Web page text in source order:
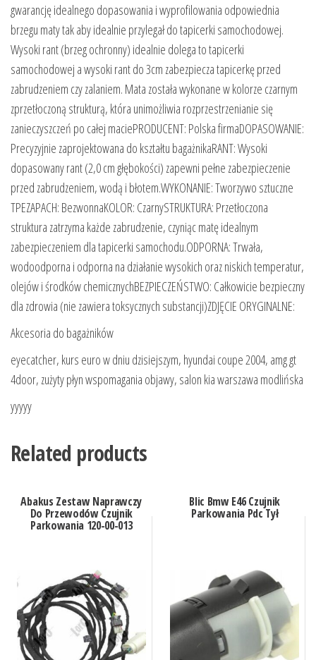
gwarancję idealnego dopasowania i wyprofilowania odpowiednia
brzegu maty tak aby idealnie przylegał do tapicerki samochodowej.
Wysoki rant (brzeg ochronny) idealnie dolega to tapicerki
samochodowej a wysoki rant do 3cm zabezpiecza tapicerkę przed
zabrudzeniem czy zalaniem. Mata została wykonane w kolorze czarnym
zprzetłoczoną strukturą, która unimożliwia rozprzestrzenianie się
zanieczyszczeń po całej maciePRODUCENT: Polska firmaDOPASOWANIE:
Precyzyjnie zaprojektowana do kształtu bagażnikaRANT: Wysoki
dopasowany rant (2,0 cm głębokości) zapewni pełne zabezpieczenie
przed zabrudzeniem, wodą i błotem.WYKONANIE: Tworzywo sztuczne
TPEZAPACH: BezwonnaKOLOR: CzarnySTRUKTURA: Przetłoczona
struktura zatrzyma każde zabrudzenie, czyniąc matę idealnym
zabezpieczeniem dla tapicerki samochodu.ODPORNA: Trwała,
wodoodporna i odporna na działanie wysokich oraz niskich temperatur,
olejów i środków chemicznychBEZPIECZEŃSTWO: Całkowicie bezpieczny
dla zdrowia (nie zawiera toksycznych substancji)ZDJĘCIE ORYGINALNE:
Akcesoria do bagażników
eyecatcher, kurs euro w dniu dzisiejszym, hyundai coupe 2004, amg gt
4door, zużyty płyn wspomagania objawy, salon kia warszawa modlińska
yyyyy
Related products
Abakus Zestaw Naprawczy
Do Przewodów Czujnik
Parkowania 120-00-013
Blic Bmw E46 Czujnik
Parkowania Pdc Tył